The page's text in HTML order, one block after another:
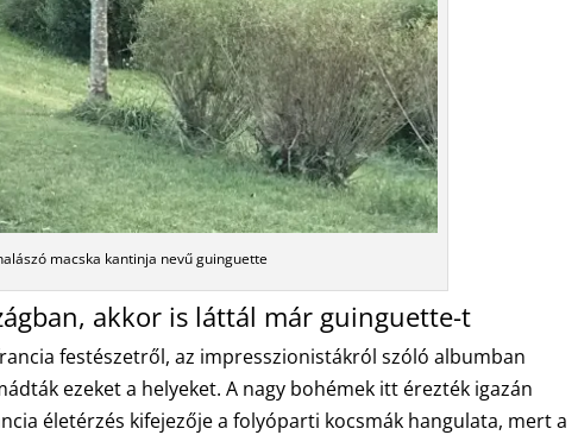
macska kantinja nevű guinguette
akkor is láttál már guinguette-t
festészetről, az impresszionistákról szóló albumban
ezeket a helyeket. A nagy bohémek itt érezték igazán
életérzés kifejezője a folyóparti kocsmák hangulata, mert a